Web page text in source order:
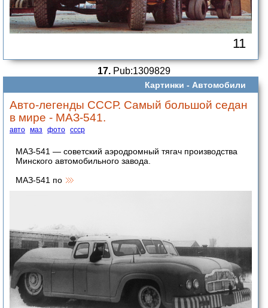
11
17. Pub:1309829
Картинки - Автомобили
Авто-легенды СССР. Самый большой седан
в мире - МАЗ-541.
авто маз фото ссср
МАЗ-541 — советский аэродромный тягач производства
Минского автомобильного завода.
МАЗ-541 по